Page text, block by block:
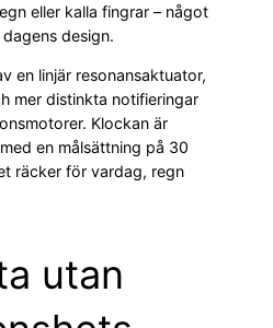
eller kalla fingrar – något
design.
en linjär resonansaktuator,
mer distinkta notifieringar
Klockan är
en målsättning på 30
räcker för vardag, regn
utan